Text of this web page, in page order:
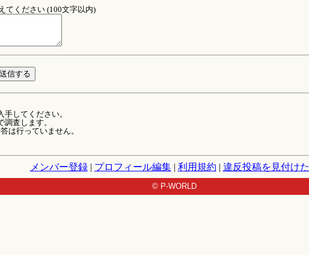
てください (100文字以内)
手してください。
査します。
は行っていません。
メンバー登録| プロフィール編集| 利用規約 | 違反投稿を見付け
© P-WORLD